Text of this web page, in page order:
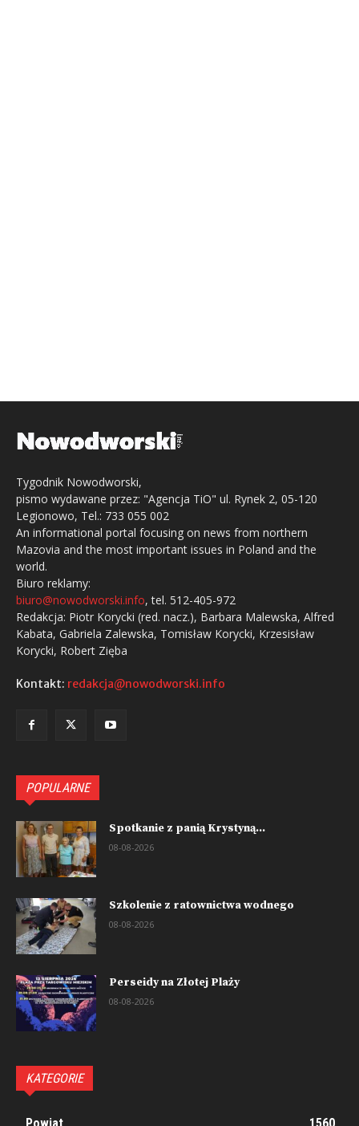
Tygodnik Nowodworski,
pismo wydawane przez: "Agencja TiO" ul. Rynek 2, 05-120
Legionowo, Tel.: 733 055 002
An informational portal focusing on news from northern
Mazovia and the most important issues in Poland and the
world.
Biuro reklamy:
biuro@nowodworski.info, tel. 512-405-972
Redakcja: Piotr Korycki (red. nacz.), Barbara Malewska, Alfred
Kabata, Gabriela Zalewska, Tomisław Korycki, Krzesisław
Korycki, Robert Zięba
Kontakt: redakcja@nowodworski.info
POPULARNE
Spotkanie z panią Krystyną...
08-08-2026
Szkolenie z ratownictwa wodnego
08-08-2026
Perseidy na Złotej Plaży
08-08-2026
KATEGORIE